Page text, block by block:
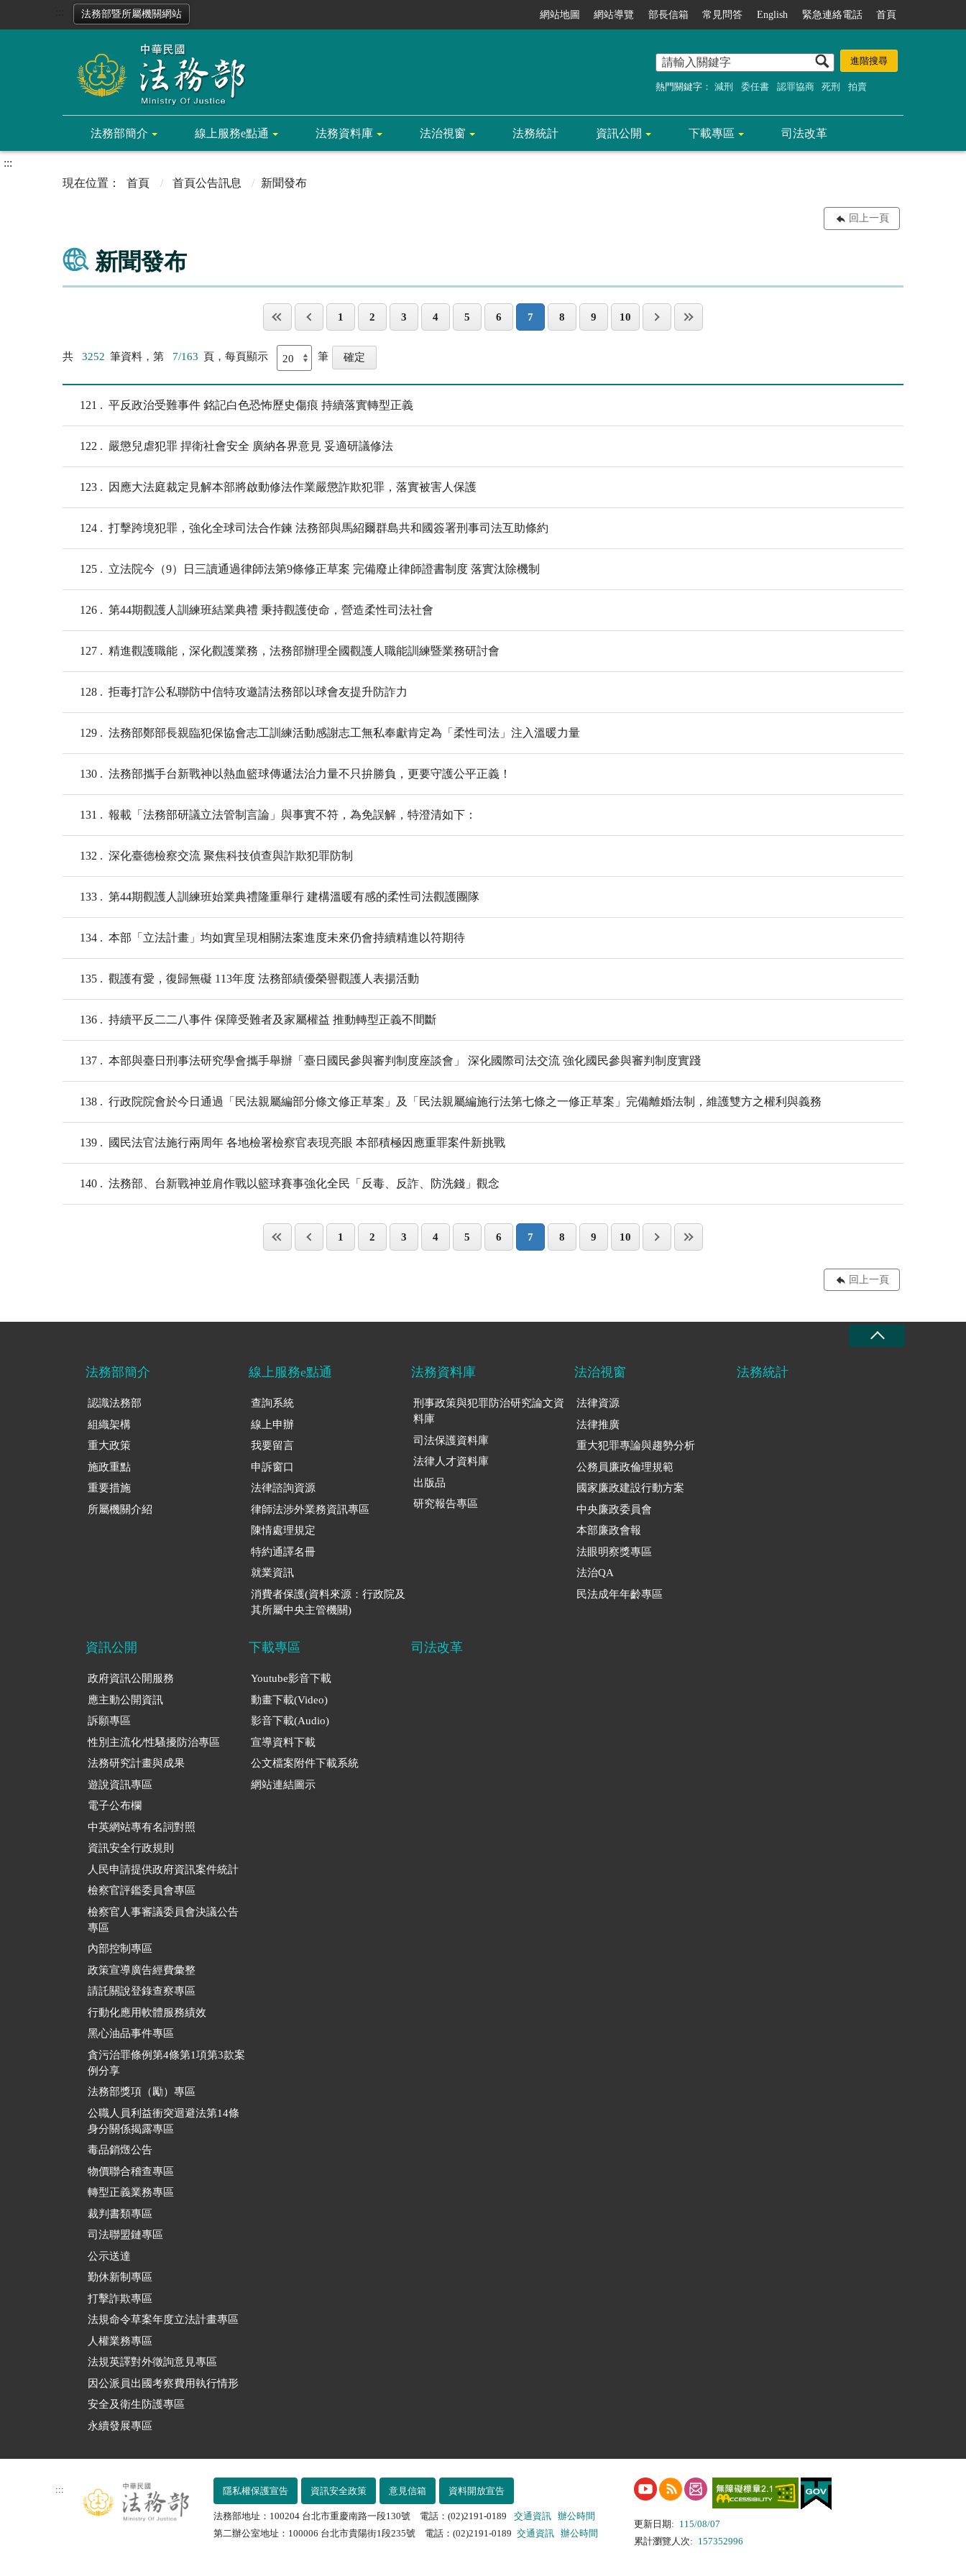
法務部暨所屬機關網站 網站地圖 網站導覽 部長信箱 常見問答 English 緊急連絡電話 首頁
熱門關鍵字： 減刑 委任書 認罪協商 死刑 拍賣
法務部簡介 線上服務e點通 法務資料庫 法治視窗 法務統計 資訊公開 下載專區 司法改革
:::
首頁
首頁公告訊息 新聞發布
回上一頁
新聞發布
1 2 3 4 5 6 7 8 9 10
共 3252 筆資料，第 7/163 頁，每頁顯示 筆
121 平反政治受難事件 銘記白色恐怖歷史傷痕 持續落實轉型正義
122 嚴懲兒虐犯罪 捍衛社會安全 廣納各界意見 妥適研議修法
123 因應大法庭裁定見解本部將啟動修法作業嚴懲詐欺犯罪，落實被害人保護
124 打擊跨境犯罪，強化全球司法合作鍊 法務部與馬紹爾群島共和國簽署刑事司法互助條約
125 立法院今（9）日三讀通過律師法第9條修正草案 完備廢止律師證書制度 落實汰除機制
126 第44期觀護人訓練班結業典禮 秉持觀護使命，營造柔性司法社會
127 精進觀護職能，深化觀護業務，法務部辦理全國觀護人職能訓練暨業務研討會
128 拒毒打詐公私聯防中信特攻邀請法務部以球會友提升防詐力
129 法務部鄭部長親臨犯保協會志工訓練活動感謝志工無私奉獻肯定為「柔性司法」注入溫暖力量
130 法務部攜手台新戰神以熱血籃球傳遞法治力量不只拚勝負，更要守護公平正義！
131 報載「法務部研議立法管制言論」與事實不符，為免誤解，特澄清如下：
132 深化臺德檢察交流 聚焦科技偵查與詐欺犯罪防制
133 第44期觀護人訓練班始業典禮隆重舉行 建構溫暖有感的柔性司法觀護團隊
134 本部「立法計畫」均如實呈現相關法案進度未來仍會持續精進以符期待
135 觀護有愛，復歸無礙 113年度 法務部績優榮譽觀護人表揚活動
136 持續平反二二八事件 保障受難者及家屬權益 推動轉型正義不間斷
137 本部與臺日刑事法研究學會攜手舉辦「臺日國民參與審判制度座談會」 深化國際司法交流 強化國民參與審判制度實踐
138 行政院院會於今日通過「民法親屬編部分條文修正草案」及「民法親屬編施行法第七條之一修正草案」完備離婚法制，維護雙方之權利與義務
139 國民法官法施行兩周年 各地檢署檢察官表現亮眼 本部積極因應重罪案件新挑戰
140 法務部、台新戰神並肩作戰以籃球賽事強化全民「反毒、反詐、防洗錢」觀念
1 2 3 4 5 6 7 8 9 10
回上一頁
法務部簡介
認識法務部
組織架構
重大政策
施政重點
重要措施
所屬機關介紹
線上服務e點通
查詢系統
線上申辦
我要留言
申訴窗口
法律諮詢資源
律師法涉外業務資訊專區
陳情處理規定
特約通譯名冊
就業資訊
消費者保護(資料來源：行政院及
其所屬中央主管機關)
法務資料庫
刑事政策與犯罪防治研究論文資
料庫
司法保護資料庫
法律人才資料庫
出版品
研究報告專區
法治視窗
法律資源
法律推廣
重大犯罪專論與趨勢分析
公務員廉政倫理規範
國家廉政建設行動方案
中央廉政委員會
本部廉政會報
法眼明察獎專區
法治QA
民法成年年齡專區
法務統計
資訊公開
政府資訊公開服務
應主動公開資訊
訴願專區
性別主流化/性騷擾防治專區
法務研究計畫與成果
遊說資訊專區
電子公布欄
中英網站專有名詞對照
資訊安全行政規則
人民申請提供政府資訊案件統計
檢察官評鑑委員會專區
檢察官人事審議委員會決議公告
專區
內部控制專區
政策宣導廣告經費彙整
請託關說登錄查察專區
行動化應用軟體服務績效
黑心油品事件專區
貪污治罪條例第4條第1項第3款案
例分享
法務部獎項（勵）專區
公職人員利益衝突迴避法第14條
身分關係揭露專區
毒品銷燬公告
物價聯合稽查專區
轉型正義業務專區
裁判書類專區
司法聯盟鏈專區
公示送達
勤休新制專區
打擊詐欺專區
法規命令草案年度立法計畫專區
人權業務專區
法規英譯對外徵詢意見專區
因公派員出國考察費用執行情形
安全及衛生防護專區
永續發展專區
下載專區
Youtube影音下載
動畫下載(Video)
影音下載(Audio)
宣導資料下載
公文檔案附件下載系統
網站連結圖示
司法改革
::: 隱私權保護宣告 資訊安全政策 意見信箱 資料開放宣告
法務部地址：100204 台北市重慶南路一段130號 電話：(02)2191-0189 交通資訊
辦公時間
第二辦公室地址：100006 台北市貴陽街1段235號 電話：(02)2191-0189 交通資訊 辦公時間
更新日期: 115/08/07
累計瀏覽人次: 157352996